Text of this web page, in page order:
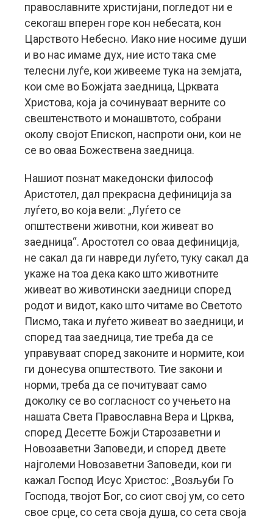
православните христијани, погледот ни е
секогаш вперен горе кон небесата, кон
Царството Небесно. Иако ние носиме души
и во нас имаме дух, ние исто така сме
телесни луѓе, кои живееме тука на земјата,
кои сме во Божјата заедница, Црквата
Христова, која ја сочинуваат верните со
свештенството и монашвтото, собрани
околу својот Епископ, наспроти они, кои не
се во оваа Божествена заедница.
Нашиот познат македонски философ
Аристотел, дал прекрасна дефиниција за
луѓето, во која вели: „Луѓето се
општествени животни, кои живеат во
заедница“. Аростотел со оваа дефиниција,
не сакал да ги навреди луѓето, туку сакал да
укаже на тоа дека како што животните
живеат во животински заедници според
родот и видот, како што читаме во Светото
Писмо, така и луѓето живеат во заедници, и
според таа заедница, тие треба да се
управуваат според законите и нормите, кои
ги донесува општеството. Тие закони и
норми, треба да се почитуваат само
доколку се во согласност со учењето на
нашата Света Православна Вера и Црква,
според Десетте Божји Старозаветни и
Новозаветни Заповеди, и според двете
најголеми Новозаветни Заповеди, кои ги
кажал Господ Исус Христос: „Возљуби Го
Господа, твојот Бог, со сиот свој ум, со сето
свое срце, со сета своја душа, со сета своја